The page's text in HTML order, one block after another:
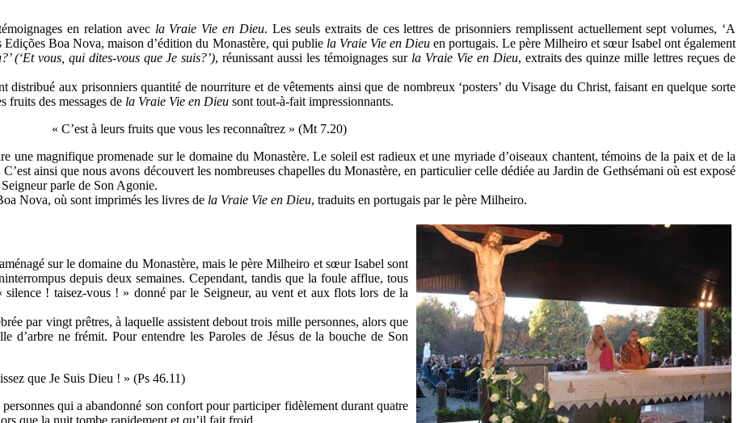
en relation avec la Vraie Vie en Dieu. Les seuls extraits de ces lettres de prisonniers remplissent actuellement sept volumes, ‘A
Boa Nova, maison d’édition du Monastère, qui publie la Vraie Vie en Dieuen portugais. Le père Milheiro et sœur Isabel ont également
(‘Et vous, qui dites-vous que Je suis?’), réunissant aussi les témoignages sur la Vraie Vie en Dieu, extraits des quinze mille lettres reçues de
distribué aux prisonniers quantité de nourriture et de vêtements ainsi que de nombreux ‘posters’ du Visage du Christ, faisant en quelque sorte
fruits des messages de la Vraie Vie en Dieu sont tout-à-fait impressionnants.
« C’est à leurs fruits que vous les reconnaîtrez » (Mt 7.20)
une magnifique promenade sur le domaine du Monastère. Le soleil est radieux et une myriade d’oiseaux chantent, témoins de la paix et de la
ainsi que nous avons découvert les nombreuses chapelles du Monastère, en particulier celle dédiée au Jardin de Gethsémani où est exposé
parle de Son Agonie.
Nova, où sont imprimés les livres de la Vraie Vie en Dieu, traduits en portugais par le père Milheiro.
sur le domaine du Monastère, mais le père Milheiro et sœur Isabel sont
depuis deux semaines. Cependant, tandis que la foule afflue, tous
silence ! taisez-vous ! » donné par le Seigneur, au vent et aux flots lors de la
par vingt prêtres, à laquelle assistent debout trois mille personnes, alors que
d’arbre ne frémit. Pour entendre les Paroles de Jésus de la bouche de Son
que Je Suis Dieu ! » (Ps 46.11)
qui a abandonné son confort pour participer fidèlement durant quatre
que la nuit tombe rapidement et qu’il fait froid.